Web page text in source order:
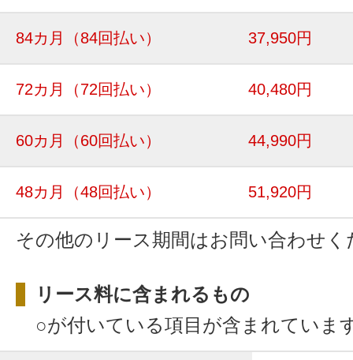
84カ月 （84回払い） 37,950円
72カ月 （72回払い） 40,480円
60カ月 （60回払い） 44,990円
48カ月 （48回払い） 51,920円
その他のリース期間はお問い合わせく
リース料に含まれるもの
○が付いている項目が含まれていま